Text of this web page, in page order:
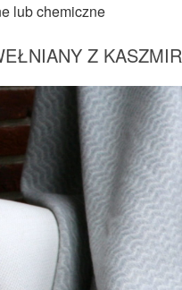
lub chemiczne
Z